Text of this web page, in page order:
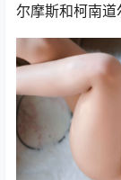
尔摩斯和柯南道